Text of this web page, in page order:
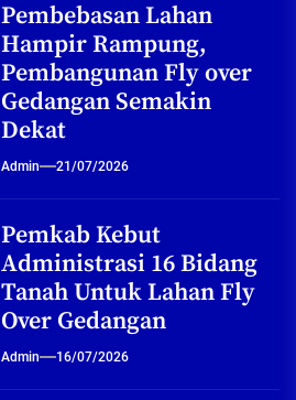
Pembebasan Lahan
Hampir Rampung,
Pembangunan Fly over
Gedangan Semakin
Dekat
Admin 21/07/2026
Pemkab Kebut
Administrasi 16 Bidang
Tanah Untuk Lahan Fly
Over Gedangan
Admin 16/07/2026